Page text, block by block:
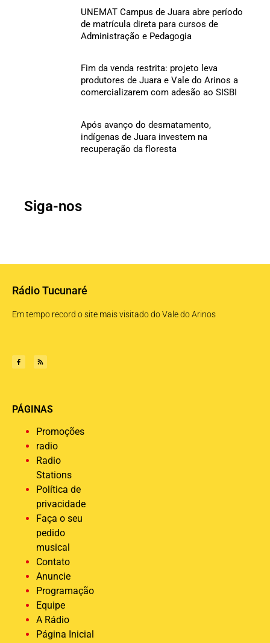
UNEMAT Campus de Juara abre período
de matrícula direta para cursos de
Administração e Pedagogia
Fim da venda restrita: projeto leva
produtores de Juara e Vale do Arinos a
comercializarem com adesão ao SISBI
Após avanço do desmatamento,
indígenas de Juara investem na
recuperação da floresta
Siga-nos
Rádio Tucunaré
Em tempo record o site mais visitado do Vale do Arinos
PÁGINAS
Promoções
radio
Radio
Stations
Política de
privacidade
Faça o seu
pedido
musical
Contato
Anuncie
Programação
Equipe
A Rádio
Página Inicial